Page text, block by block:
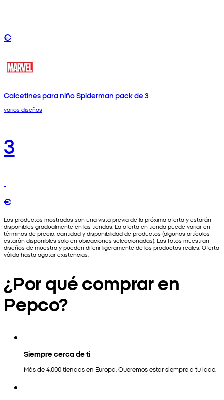
€
Calcetines para niño Spiderman pack de 3
varios diseños
3
€
Los productos mostrados son una vista previa de la próxima oferta y estarán
disponibles gradualmente en las tiendas. La oferta en tienda puede variar en
términos de precio, cantidad y disponibilidad de productos (algunos artículos
estarán disponibles solo en ubicaciones seleccionadas). Las fotos muestran
diseños de muestra y pueden diferir ligeramente de los productos reales. Oferta
válida hasta agotar existencias.
¿Por qué comprar en
Pepco?
Siempre cerca de ti
Más de 4.000 tiendas en Europa. Queremos estar siempre a tu lado.